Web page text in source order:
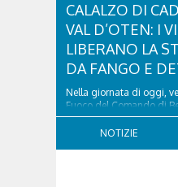
CALALZO DI
VAL D’OTEN: I
LIBERANO LA
DA FANGO E
Nella giornata di oggi,
Fuoco del Comando di
località Diassa, in Val
di Cadore, per liberare
NOTIZIE